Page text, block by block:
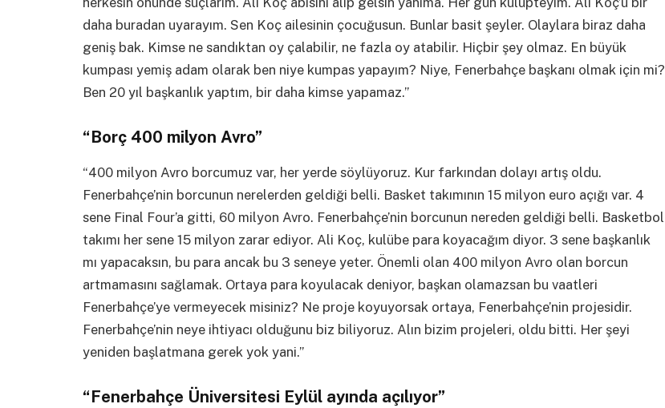
daha buradan uyarayım. Sen Koç ailesinin çocuğusun. Bunlar basit şeyler. Olaylara biraz daha
geniş bak. Kimse ne sandıktan oy çalabilir, ne fazla oy atabilir. Hiçbir şey olmaz. En büyük
kumpası yemiş adam olarak ben niye kumpas yapayım? Niye, Fenerbahçe başkanı olmak için mi?
Ben 20 yıl başkanlık yaptım, bir daha kimse yapamaz.”
“Borç 400 milyon Avro”
“400 milyon Avro borcumuz var, her yerde söylüyoruz. Kur farkından dolayı artış oldu.
Fenerbahçe’nin borcunun nerelerden geldiği belli. Basket takımının 15 milyon euro açığı var. 4
sene Final Four’a gitti, 60 milyon Avro. Fenerbahçe’nin borcunun nereden geldiği belli. Basketbol
takımı her sene 15 milyon zarar ediyor. Ali Koç, kulübe para koyacağım diyor. 3 sene başkanlık
mı yapacaksın, bu para ancak bu 3 seneye yeter. Önemli olan 400 milyon Avro olan borcun
artmamasını sağlamak. Ortaya para koyulacak deniyor, başkan olamazsan bu vaatleri
Fenerbahçe’ye vermeyecek misiniz? Ne proje koyuyorsak ortaya, Fenerbahçe’nin projesidir.
Fenerbahçe’nin neye ihtiyacı olduğunu biz biliyoruz. Alın bizim projeleri, oldu bitti. Her şeyi
yeniden başlatmana gerek yok yani.”
“Fenerbahçe Üniversitesi Eylül ayında açılıyor”